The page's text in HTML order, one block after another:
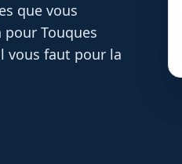
que vous
pour Touques
vous faut pour la